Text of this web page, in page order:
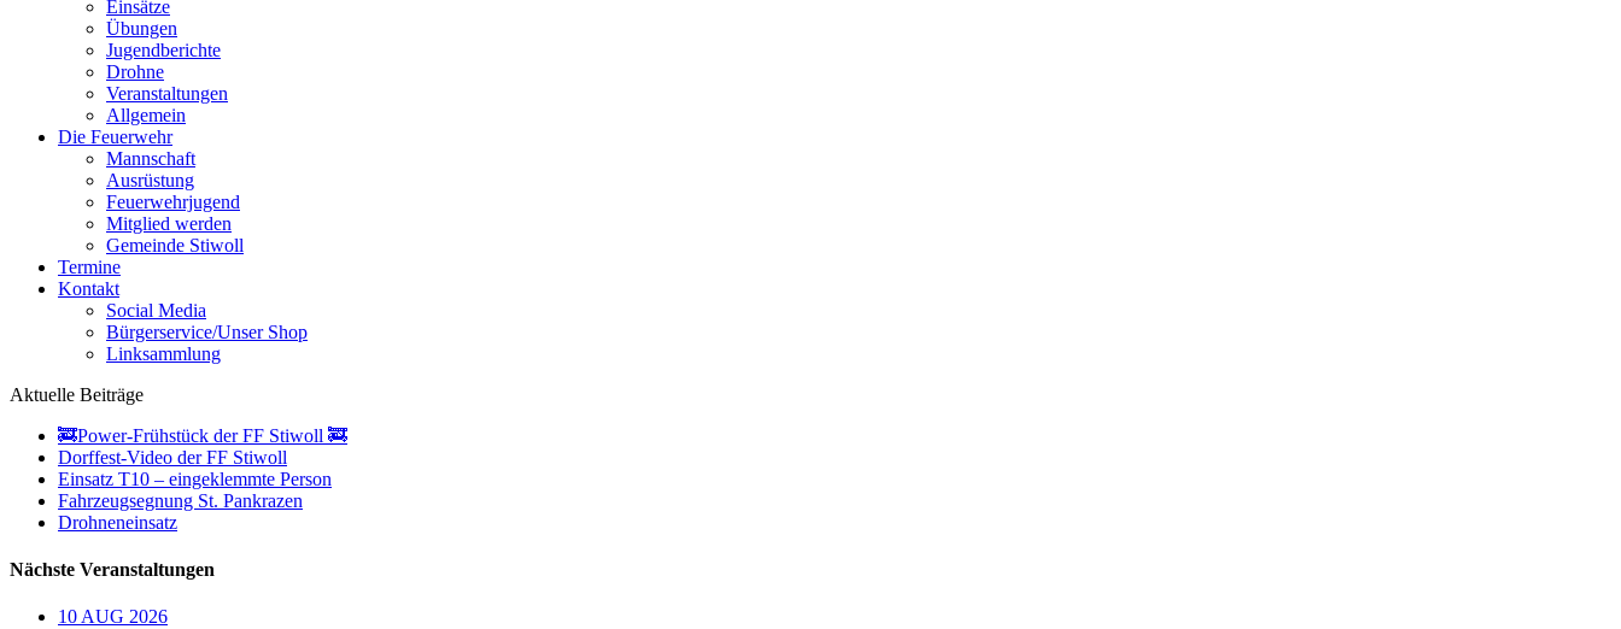
Einsätze
Übungen
Jugendberichte
Drohne
Veranstaltungen
Allgemein
Die Feuerwehr
Mannschaft
Ausrüstung
Feuerwehrjugend
Mitglied werden
Gemeinde Stiwoll
Termine
Kontakt
Social Media
Bürgerservice/Unser Shop
Linksammlung
Aktuelle Beiträge
🚒Power-Frühstück der FF Stiwoll 🚒
Dorffest-Video der FF Stiwoll
Einsatz T10 – eingeklemmte Person
Fahrzeugsegnung St. Pankrazen
Drohneneinsatz
Nächste Veranstaltungen
10AUG 2026